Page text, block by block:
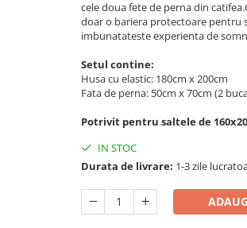
cele doua fete de perna din
doar o bariera protectoare pentru
imbunatateste experienta de
Setul contine:
Husa cu elastic: 180cm x 200cm
Fata de perna: 50cm x 70cm (2
Potrivit pentru saltele de
IN STOC
Durata de livrare: 1-3 zile